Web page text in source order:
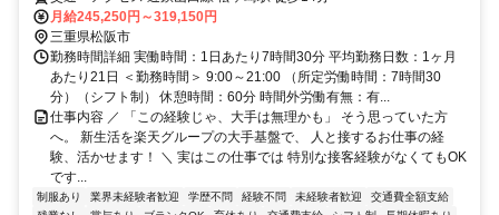
月給245,250円～319,150円
三重県松阪市
勤務時間詳細 実働時間：1日あたり7時間30分 平均勤務日数：1ヶ月
あたり21日 ＜勤務時間＞ 9:00～21:00 （所定労働時間：7時間30
分）（シフト制） 休憩時間：60分 時間外労働有無：有...
仕事内容 ／ 「この経験じゃ、大手は無理かも」 そう思っていた方
へ。 新生活を楽天グループの大手基盤で、 人と接するお仕事の経
験、活かせます！ ＼ 実はこの仕事では 特別な接客経験がなくてもOK
です...
制服あり 業界未経験者歓迎 学歴不問 経験不問 未経験者歓迎
交通費全額支給